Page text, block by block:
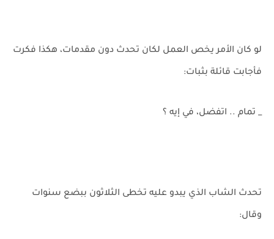
لو كان الأمر يخص العمل لكان تحدث دون مقدمات، هكذا فكرت
فأجابت قائلة بثبات:
_ تمام .. اتفضل، في إيه ؟
تحدث الشاب الذي يبدو عليه تخطى الثلاثون ببضع سنوات
وقال: